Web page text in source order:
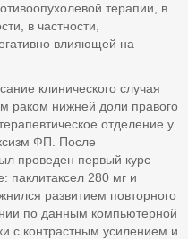
терапии, в
в частности,
влияющей на
клинического случая
раком нижней доли правого
отделение у
ФП. После
проведен первый курс
паклитаксел 280 мг и
развитием повторного
по данным компьютерной
с контрастным усилением и